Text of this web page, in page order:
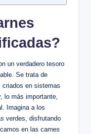
un verdadero tesoro
Se trata de
criados en sistemas
lo más importante,
Imagina a los
verdes, disfrutando
en las carnes